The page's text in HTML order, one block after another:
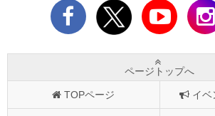
ページトップへ
TOPページ イベ